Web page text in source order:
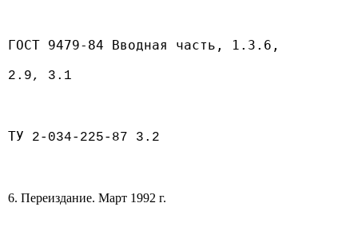
ГОСТ 9479-84 Вводная часть, 1.3.6,
2.9, 3.1
ТУ 2-034-225-87 3.2
6. Переиздание. Март 1992 г.